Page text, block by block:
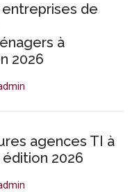
de
à
2026
agences TI à
2026